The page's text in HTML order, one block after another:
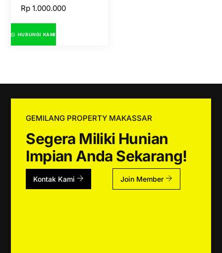
Rp 1.000.000
HUBUNGI KAMI
GEMILANG PROPERTY MAKASSAR
Segera Miliki Hunian
Impian Anda Sekarang!
Kontak Kami Join Member